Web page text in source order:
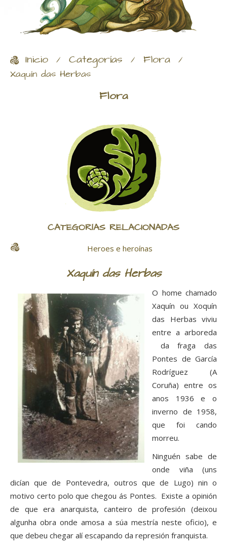
Inicio / Categorías / Flora /
Xaquín das Herbas
Flora
CATEGORÍAS RELACIONADAS
Heroes e heroínas
Xaquín das Herbas
O home chamado
Xaquín ou Xoquín
das Herbas viviu
entre a arboreda
da fraga das
Pontes de García
Rodríguez (A
Coruña) entre os
anos 1936 e o
inverno de 1958,
que foi cando
morreu.
Ninguén sabe de
onde viña (uns
dicían que de Pontevedra, outros que de Lugo) nin o
motivo certo polo que chegou ás Pontes. Existe a opinión
de que era anarquista, canteiro de profesión (deixou
algunha obra onde amosa a súa mestría neste oficio), e
que debeu chegar alí escapando da represión franquista.